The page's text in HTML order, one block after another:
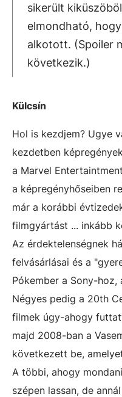
sikerült
elmondható,
alkotott. (Spoiler
következik.)
Külcsín
Hol is kezdjem? Ugye
kezdetben
a Marvel
a képregényhőseiben
már a korábbi
filmgyártást ... inkább
Az érdektelenségnek
felvásárlásai és a
Pókember a Sony-hoz,
Négyes pedig a 20th
filmek úgy-ahogy
majd 2008-ban a
következett be,
A többi, ahogy
szépen lassan, de